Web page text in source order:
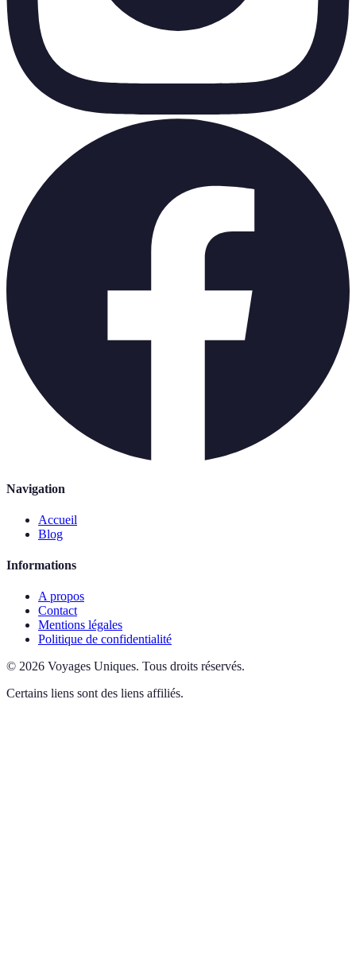
Navigation
Accueil
Blog
Informations
A propos
Contact
Mentions légales
Politique de confidentialité
© 2026 Voyages Uniques. Tous droits réservés.
Certains liens sont des liens affiliés.